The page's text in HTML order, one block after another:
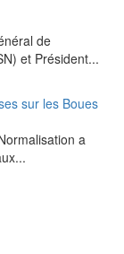
de
et Président...
sur les Boues
a